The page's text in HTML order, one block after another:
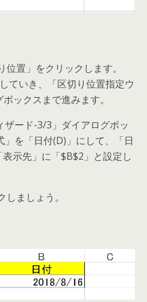
置」をクリックします。
ていき、「区切り位置指定ウ
ックスまで進みます。
ザード-3/3」ダイアログボッ
を「日付(D)」にして、「日
示先」に「$B$2」と設定し
しましょう。